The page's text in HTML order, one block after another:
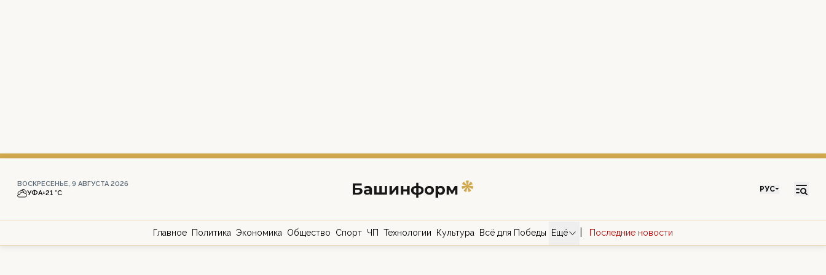
ВОСКРЕСЕНЬЕ, 9 АВГУСТА 2026
УФА+21 °С РУС
Главное Политика Экономика Общество Спорт ЧП Технологии Культура Всё для Победы Ещё Последние новости